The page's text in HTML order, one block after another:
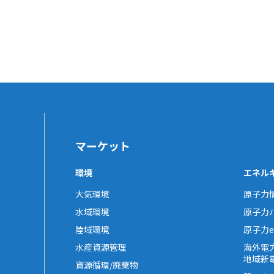
マーケット
環境
大気環境
水域環境
陸域環境
水産資源管理
資源循環/廃棄物
エネル
原子力
原子力
原子力
海外電
地域新